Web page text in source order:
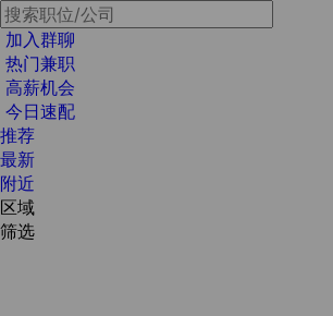
加入群聊
热门兼职
高薪机会
今日速配
推荐
最新
附近
区域
筛选